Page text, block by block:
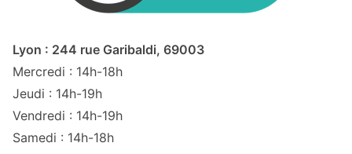
Lyon : 244 rue Garibaldi, 69003
Mercredi : 14h-18h
Jeudi : 14h-19h
Vendredi : 14h-19h
Samedi : 14h-18h